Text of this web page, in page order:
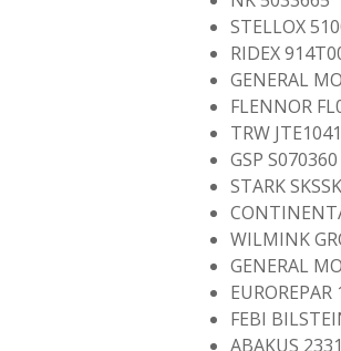
STELLOX
RIDEX
GENERAL
FLENNOR
TRW JTE1041
GSP S070360
STARK
WILMINK
GENERAL
FEBI
ABAKUS